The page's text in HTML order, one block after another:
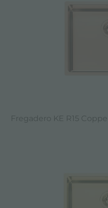
Fregadero KE R15